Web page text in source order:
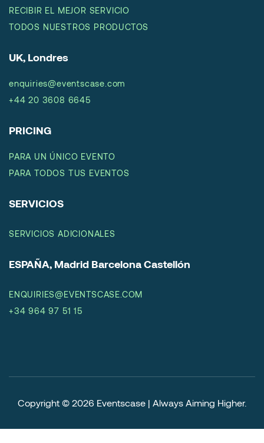
RECIBIR EL MEJOR SERVICIO
TODOS NUESTROS PRODUCTOS
UK, Londres
enquiries@eventscase.com
+44 20 3608 6645
PRICING
PARA UN ÚNICO EVENTO
PARA TODOS TUS EVENTOS
SERVICIOS
SERVICIOS ADICIONALES
ESPAÑA, Madrid Barcelona Castellón
ENQUIRIES@EVENTSCASE.COM
+34 964 97 51 15
Copyright © 2026 Eventscase | Always Aiming Higher.